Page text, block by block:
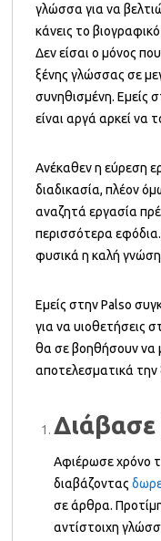
γλώσσα για να
κάνεις το
Δεν είσαι ο μόνος
ξένης γλώσσας σε
συνηθισμένη. Εμείς
είναι αργά αρκεί να
Ανέκαθεν η εύρεση
διαδικασία, πλέον
αναζητά εργασία
περισσότερα
φυσικά η καλή
Εμείς στην Palso
για να υιοθετήσεις
θα σε βοηθήσουν να
αποτελεσματικά την
Διάβασε
Αφιέρωσε χρόνο
διαβάζοντας
σε άρθρα.
αντίστοιχη